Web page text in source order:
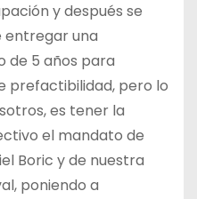
y después se
entregar una
de 5 años para
prefactibilidad, pero lo
es tener la
el mandato de
Boric y de nuestra
poniendo a